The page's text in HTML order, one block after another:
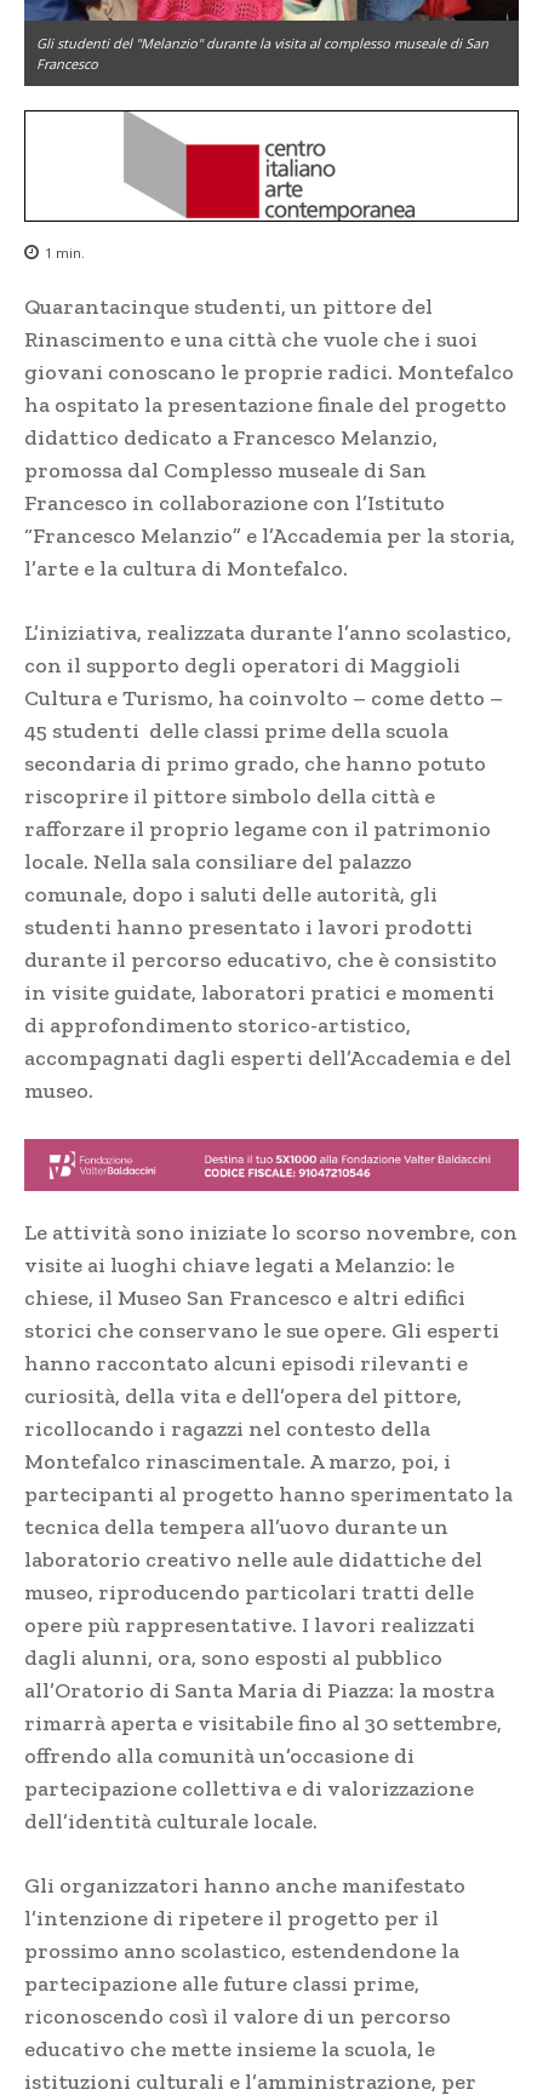
Gli studenti del "Melanzio" durante la visita al complesso museale di San
Francesco
1 min.
Quarantacinque studenti, un pittore del
Rinascimento e una città che vuole che i suoi
giovani conoscano le proprie radici. Montefalco
ha ospitato la presentazione finale del progetto
didattico dedicato a Francesco Melanzio,
promossa dal Complesso museale di San
Francesco in collaborazione con l’Istituto
“Francesco Melanzio” e l’Accademia per la storia,
l’arte e la cultura di Montefalco.
L’iniziativa, realizzata durante l’anno scolastico,
con il supporto degli operatori di Maggioli
Cultura e Turismo, ha coinvolto – come detto –
45 studenti delle classi prime della scuola
secondaria di primo grado, che hanno potuto
riscoprire il pittore simbolo della città e
rafforzare il proprio legame con il patrimonio
locale. Nella sala consiliare del palazzo
comunale, dopo i saluti delle autorità, gli
studenti hanno presentato i lavori prodotti
durante il percorso educativo, che è consistito
in visite guidate, laboratori pratici e momenti
di approfondimento storico-artistico,
accompagnati dagli esperti dell’Accademia e del
museo.
Le attività sono iniziate lo scorso novembre, con
visite ai luoghi chiave legati a Melanzio: le
chiese, il Museo San Francesco e altri edifici
storici che conservano le sue opere. Gli esperti
hanno raccontato alcuni episodi rilevanti e
curiosità, della vita e dell’opera del pittore,
ricollocando i ragazzi nel contesto della
Montefalco rinascimentale. A marzo, poi, i
partecipanti al progetto hanno sperimentato la
tecnica della tempera all’uovo durante un
laboratorio creativo nelle aule didattiche del
museo, riproducendo particolari tratti delle
opere più rappresentative. I lavori realizzati
dagli alunni, ora, sono esposti al pubblico
all’Oratorio di Santa Maria di Piazza: la mostra
rimarrà aperta e visitabile fino al 30 settembre,
offrendo alla comunità un’occasione di
partecipazione collettiva e di valorizzazione
dell’identità culturale locale.
Gli organizzatori hanno anche manifestato
l’intenzione di ripetere il progetto per il
prossimo anno scolastico, estendendone la
partecipazione alle future classi prime,
riconoscendo così il valore di un percorso
educativo che mette insieme la scuola, le
istituzioni culturali e l’amministrazione, per